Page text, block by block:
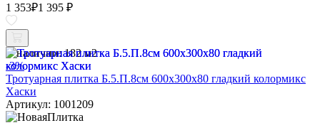
1 353₽1 395 ₽
В наличии: 182 м2
-3%
Тротуарная плитка Б.5.П.8см 600х300х80 гладкий колормикс
Хаски
Артикул: 1001209